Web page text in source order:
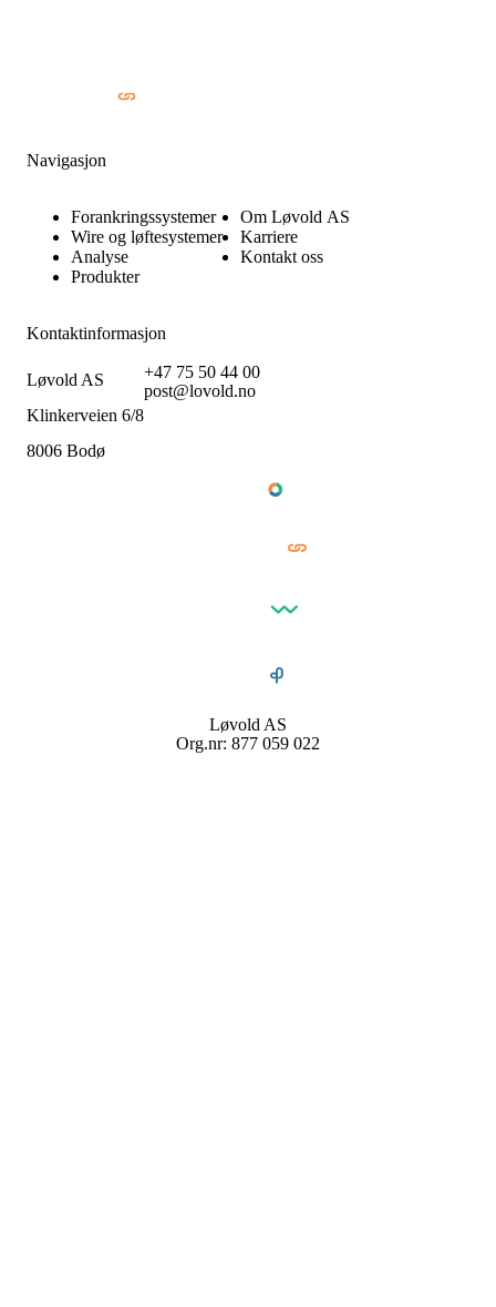
Navigasjon
Forankringssystemer
Wire og løftesystemer
Analyse
Produkter
Om Løvold AS
Karriere
Kontakt oss
Kontaktinformasjon
Løvold AS
Klinkerveien 6/8
8006 Bodø
+47 75 50 44 00
post@lovold.no
Løvold AS
Org.nr: 877 059 022